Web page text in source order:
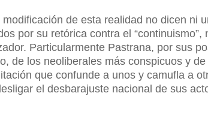
modificación de esta realidad no dicen ni
por su retórica contra el
Particularmente Pastrana, por sus
de los neoliberales más conspicuos y
que confunde a unos y camufla a
el desbarajuste nacional de sus